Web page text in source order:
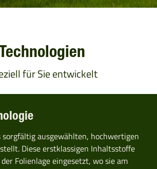
Technologien
für Sie entwickelt
sorgfältig ausgewählten, hochwertigen
Diese erstklassigen Inhaltsstoffe
Folienlage eingesetzt, wo sie am